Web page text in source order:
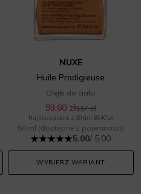
NUXE
Huile Prodigieuse
Olejki do ciała
93,60 zł117 zł
Najniższa cena z 30 dni: 86,40 zł
50 ml (dostępne 2 pojemności)
5.00/ 5.00
WYBIERZ WARIANT